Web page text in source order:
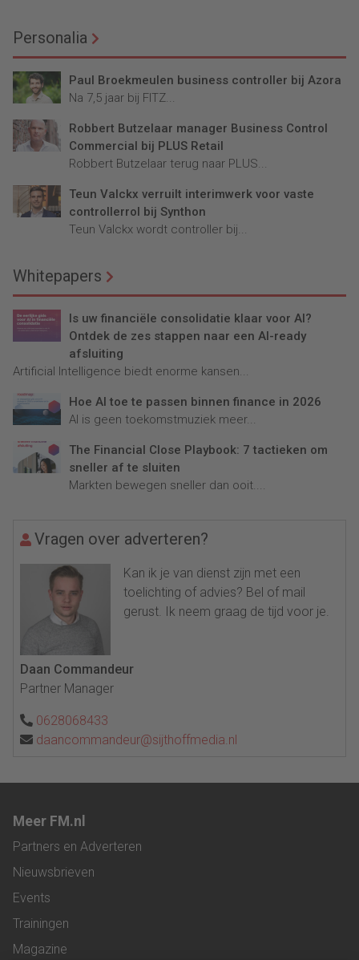
Personalia
Paul Broekmeulen business controller bij Azora
Na 7,5 jaar bij FITZ...
Robbert Butzelaar manager Business Control
Commercial bij PLUS Retail
Robbert Butzelaar terug naar PLUS...
Teun Valckx verruilt interimwerk voor vaste
controllerrol bij Synthon
Teun Valckx wordt controller bij...
Whitepapers
Is uw financiële consolidatie klaar voor AI?
Ontdek de zes stappen naar een AI-ready
afsluiting
Artificial Intelligence biedt enorme kansen...
Hoe AI toe te passen binnen finance in 2026
AI is geen toekomstmuziek meer...
The Financial Close Playbook: 7 tactieken om
sneller af te sluiten
Markten bewegen sneller dan ooit....
Vragen over adverteren?
Kan ik je van dienst zijn met een
toelichting of advies? Bel of mail
gerust. Ik neem graag de tijd voor je.
Daan Commandeur
Partner Manager
0628068433
daancommandeur@sijthoffmedia.nl
Meer FM.nl
Partners en Adverteren
Nieuwsbrieven
Events
Trainingen
Magazine